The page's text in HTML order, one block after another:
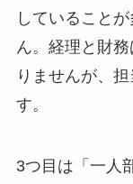
していること
ん。経理と財
りませんが、
す。
3つ目は「一人